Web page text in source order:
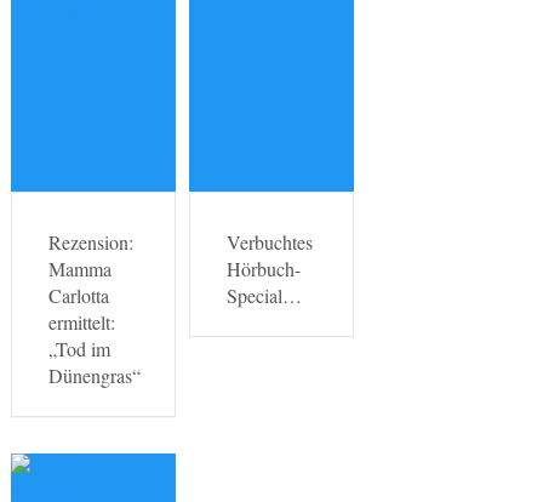
Rezension:
Mamma
Carlotta
ermittelt:
„Tod im
Dünengras“
Verbuchtes
Hörbuch-
Special…